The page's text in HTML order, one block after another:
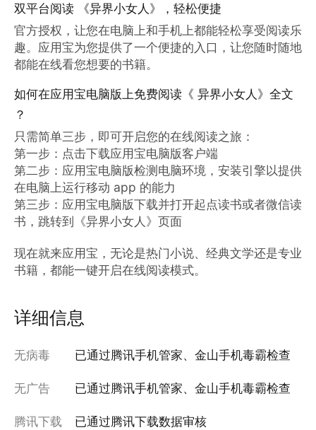
双平台阅读 《异界小女人》，轻松便捷
官方授权，让您在电脑上和手机上都能轻松享受阅读乐
趣。应用宝为您提供了一个便捷的入口，让您随时随地
都能在线看您想要的书籍。
如何在应用宝电脑版上免费阅读《 异界小女人》全文
？
只需简单三步，即可开启您的在线阅读之旅：
第一步：点击下载应用宝电脑版客户端
第二步：应用宝电脑版检测电脑环境，安装引擎以提供
在电脑上运行移动 app 的能力
第三步：应用宝电脑版下载并打开起点读书或者微信读
书，跳转到《异界小女人》页面
现在就来应用宝，无论是热门小说、经典文学还是专业
书籍，都能一键开启在线阅读模式。
详细信息
无病毒 已通过腾讯手机管家、金山手机毒霸检查
无广告 已通过腾讯手机管家、金山手机毒霸检查
腾讯下载 已通过腾讯下载数据审核